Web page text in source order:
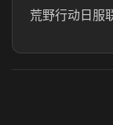
荒野行动日服